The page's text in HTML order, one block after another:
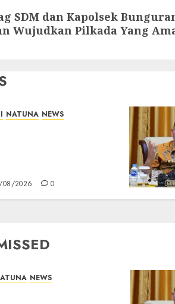
SDM dan Kapolsek
Wujudkan Pilkada Yang
NATUNA NEWS
08/2026 0
NEWS